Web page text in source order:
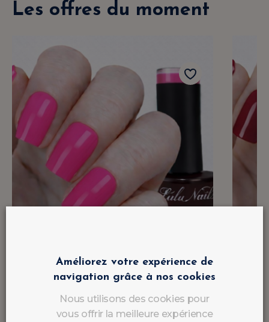
Les offres du moment
Améliorez votre expérience de
navigation grâce à nos cookies
Nous utilisons des cookies pour
vous offrir la meilleure expérience